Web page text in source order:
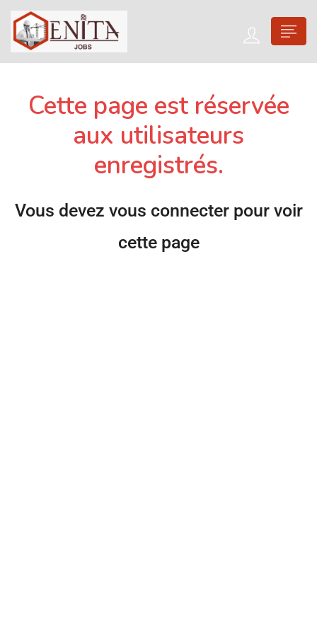
Cette page est réservée
aux utilisateurs
enregistrés.
Vous devez vous connecter pour voir
cette page